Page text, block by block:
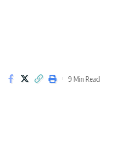
9 Min Read